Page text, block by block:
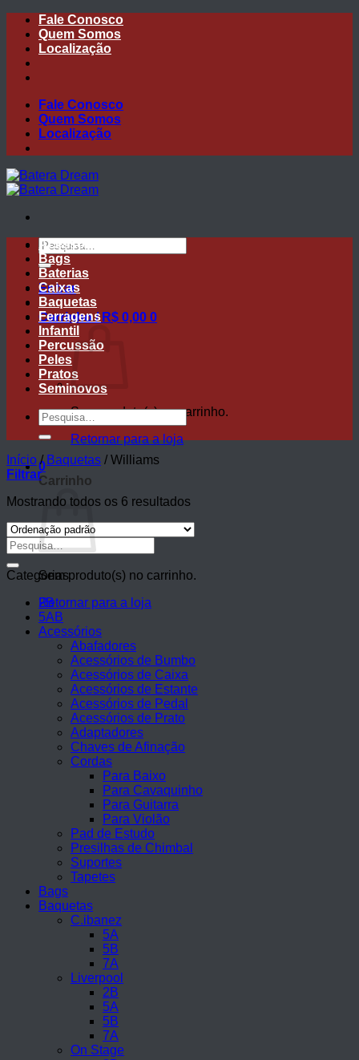
Skip
content
Fale Conosco
Quem Somos
Localização
Fale Conosco
Quem Somos
Localização
Pesquisar
por:
Entrar
Carrinho / R$ 0,00 0
Sem produto(s) no carrinho.
Retornar para a loja
0
Carrinho
Sem produto(s) no carrinho.
Retornar para a loja
Acessórios
Bags
Baterias
Caixas
Baquetas
Ferragens
Infantil
Percussão
Peles
Pratos
Seminovos
Pesquisar
por:
Início / Baquetas / Williams
Filtrar
Mostrando todos os 6 resultados
Pesquisar
por:
Categorias
2B
5AB
Acessórios
Abafadores
Acessórios de Bumbo
Acessórios de Caixa
Acessórios de Estante
Acessórios de Pedal
Acessórios de Prato
Adaptadores
Chaves de Afinação
Cordas
Para Baixo
Para Cavaquinho
Para Guitarra
Para Violão
Pad de Estudo
Presilhas de Chimbal
Suportes
Tapetes
Bags
Baquetas
C.ibanez
5A
5B
7A
Liverpool
2B
5A
5B
7A
On Stage